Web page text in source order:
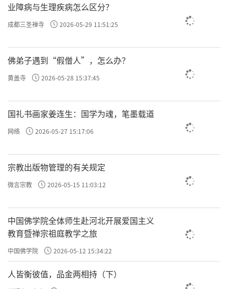
业障病与生理疾病怎么区分？
成都三圣禅寺 2026-05-29 11:51:25
佛弟子遇到“假僧人”，怎么办？
黄盖寺 2026-05-28 15:37:45
国礼书画家姜连生：国学为魂，笔墨载道
网络 2026-05-27 15:17:06
宗教出版物管理的有关规定
微言宗教 2026-05-15 11:03:12
中国佛学院全体师生赴河北开展爱国主义
教育暨禅宗祖庭教学之旅
中国佛学院 2026-05-12 15:34:22
人皆衡彼值，品金两相持（下）